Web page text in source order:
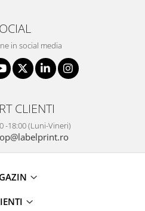
in social media
CLIENTI
-18:00 (Luni-Vineri)